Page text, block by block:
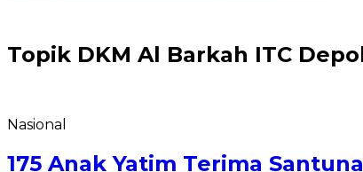
Topik DKM Al Barkah ITC
Nasional
175 Anak Yatim Terima